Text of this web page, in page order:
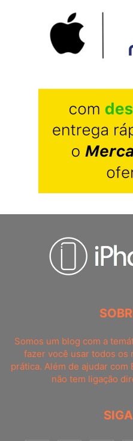
Somos um blog com a
fazer você usar todos os
prática. Além de ajudar
não tem ligação